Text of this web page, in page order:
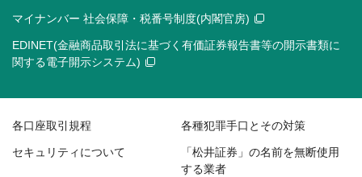
マイナンバー 社会保障・税番号制度(内閣官房)
EDINET(金融商品取引法に基づく有価証券報告書等の開示書類に
関する電子開示システム)
各口座取引規程 各種犯罪手口とその対策
セキュリティについて
「松井証券」の名前を無断使用
する業者